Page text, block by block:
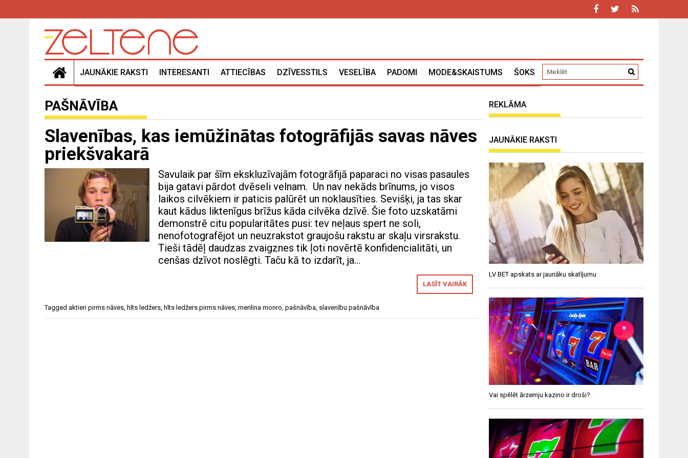
JAUNĀKIE RAKSTI INTERESANTI ATTIECĪBAS DZĪVESSTILS VESELĪBA PADOMI MODE&SKAISTUMS ŠOKS
PAŠNĀVĪBA
Slavenības, kas iemūžinātas fotogrāfijās savas nāves
priekšvakarā
Savulaik par šīm ekskluzīvajām fotogrāfijā paparaci no visas pasaules
bija gatavi pārdot dvēseli velnam. Un nav nekāds brīnums, jo visos
laikos cilvēkiem ir paticis palūrēt un noklausīties. Sevišķi, ja tas skar
kaut kādus liktenīgus brīžus kāda cilvēka dzīvē. Šie foto uzskatāmi
demonstrē citu popularitātes pusi: tev neļaus spert ne soli,
nenofotografējot un neuzrakstot graujošu rakstu ar skaļu virsrakstu.
Tieši tādēļ daudzas zvaigznes tik ļoti novērtē konfidencialitāti, un
cenšas dzīvot noslēgti. Taču kā to izdarīt, ja…
LASĪT VAIRĀK
Tagged aktieri pirms nāves, hīts ledžers, hīts ledžers pirms nāves, merilina monro, pašnāvība, slavenību pašnāvība
REKLĀMA
JAUNĀKIE RAKSTI
LV BET apskats ar jaunāku skatījumu
Vai spēlēt ārzemju kazino ir droši?